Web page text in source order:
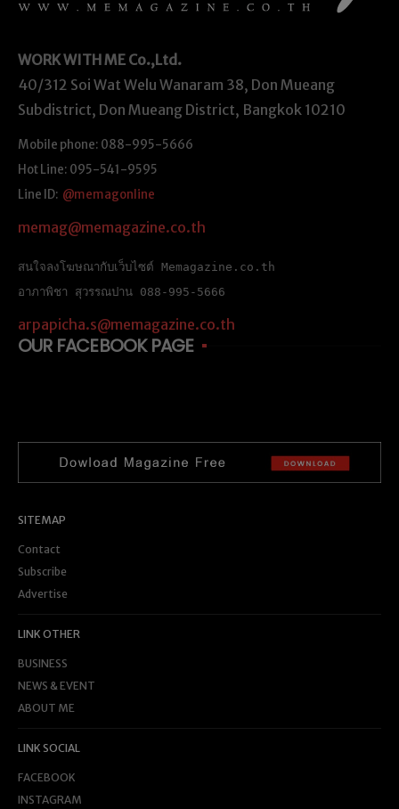
WORK WITH ME Co.,Ltd.
40/312 Soi Wat Welu Wanaram 38, Don Mueang
Subdistrict, Don Mueang District, Bangkok 10210
Mobile phone: 088-995-5666
Hot Line: 095-541-9595
Line ID: @memagonline
memag@memagazine.co.th
สนใจลงโฆษณากับเว็บไซต์ Memagazine.co.th
อาภาพิชา สุวรรณปาน 088-995-5666
arpapicha.s@memagazine.co.th
OUR FACEBOOK PAGE
SITEMAP
Contact
Subscribe
Advertise
LINK OTHER
BUSINESS
NEWS & EVENT
ABOUT ME
LINK SOCIAL
FACEBOOK
INSTAGRAM